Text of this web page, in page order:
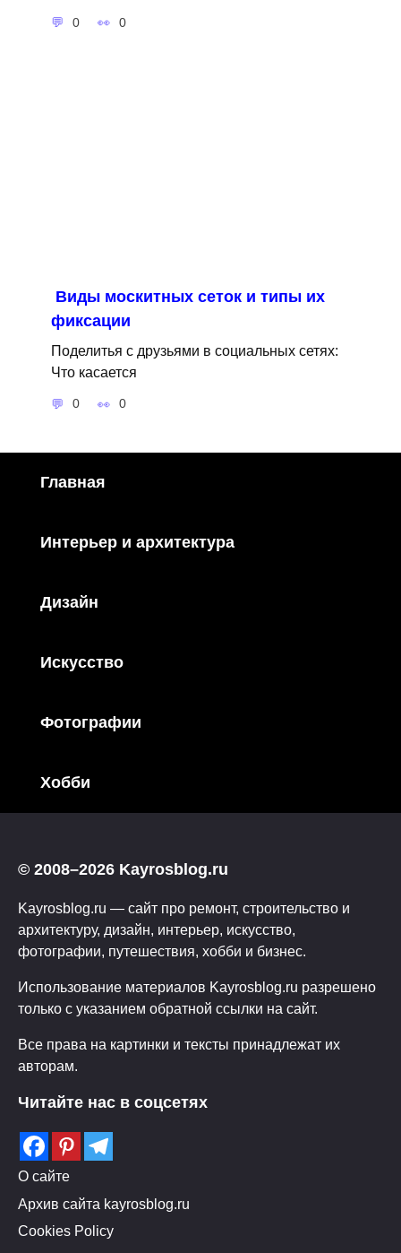
0 0
Виды москитных сеток и типы их
фиксации
Поделитья с друзьями в социальных сетях:
Что касается
0 0
Главная
Интерьер и архитектура
Дизайн
Искусство
Фотографии
Хобби
© 2008–2026 Kayrosblog.ru
Kayrosblog.ru — сайт про ремонт, строительство и
архитектуру, дизайн, интерьер, искусство,
фотографии, путешествия, хобби и бизнес.
Использование материалов Kayrosblog.ru разрешено
только с указанием обратной ссылки на сайт.
Все права на картинки и тексты принадлежат их
авторам.
Читайте нас в соцсетях
О сайте
Архив сайта kayrosblog.ru
Cookies Policy